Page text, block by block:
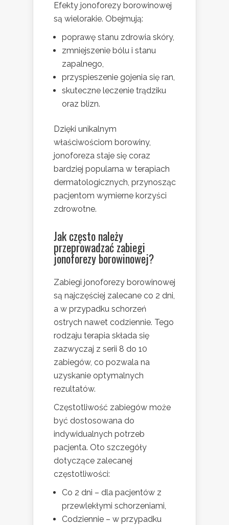
Efekty jonoforezy borowinowej
są wielorakie. Obejmują:
poprawę stanu zdrowia skóry,
zmniejszenie bólu i stanu
zapalnego,
przyspieszenie gojenia się ran,
skuteczne leczenie trądziku
oraz blizn.
Dzięki unikalnym
właściwościom borowiny,
jonoforeza staje się coraz
bardziej popularna w terapiach
dermatologicznych, przynosząc
pacjentom wymierne korzyści
zdrowotne.
Jak często należy
przeprowadzać zabiegi
jonoforezy borowinowej?
Zabiegi jonoforezy borowinowej
są najczęściej zalecane co 2 dni,
a w przypadku schorzeń
ostrych nawet codziennie. Tego
rodzaju terapia składa się
zazwyczaj z serii 8 do 10
zabiegów, co pozwala na
uzyskanie optymalnych
rezultatów.
Częstotliwość zabiegów może
być dostosowana do
indywidualnych potrzeb
pacjenta. Oto szczegóły
dotyczące zalecanej
częstotliwości:
Co 2 dni – dla pacjentów z
przewlekłymi schorzeniami,
Codziennie – w przypadku